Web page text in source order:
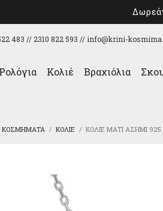
483 // 2310 822 593 // info@krini-
Ρολόγια Κολιέ Βραχιόλια
ΚΟΣΜΉΜΑΤΑ ΚΟΛΙΈ ΚΟΛΙΈ ΜΆΤΙ ΑΣΉΜΙ 925